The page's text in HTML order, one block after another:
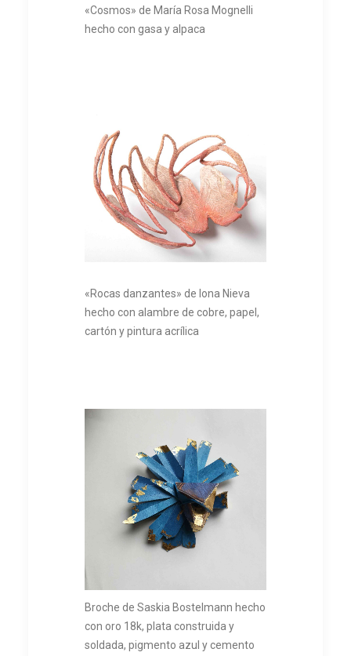
«Cosmos» de María Rosa Mognelli
hecho con gasa y alpaca
«Rocas danzantes» de Iona Nieva
hecho con alambre de cobre, papel,
cartón y pintura acrílica
Broche de Saskia Bostelmann hecho
con oro 18k, plata construida y
soldada, pigmento azul y cemento